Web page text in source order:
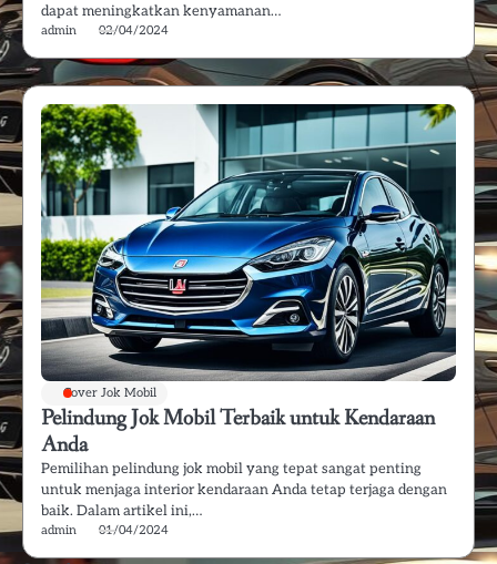
dapat meningkatkan kenyamanan…
admin 02/04/2024
Cover Jok Mobil
Pelindung Jok Mobil Terbaik untuk Kendaraan
Anda
Pemilihan pelindung jok mobil yang tepat sangat penting
untuk menjaga interior kendaraan Anda tetap terjaga dengan
baik. Dalam artikel ini,…
admin 01/04/2024